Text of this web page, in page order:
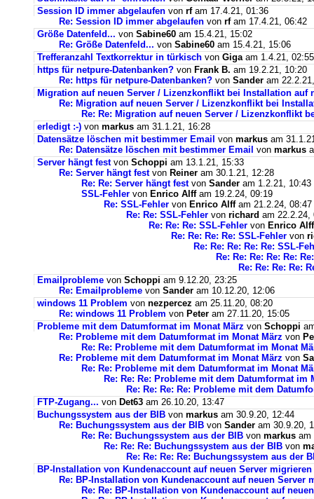
Session ID immer abgelaufen von rfam 17.4.21, 01:36
Re: Session ID immer abgelaufen von rfam 17.4.21, 06:42
Größe Datenfeld... von Sabine60 am 15.4.21, 15:02
Re: Größe Datenfeld... von Sabine60 am 15.4.21, 15:06
Trefferanzahl Textkorrektur in türkisch von Gigaam 1.4.21, 02:55
https für netpure-Datenbanken? von Frank B. am 19.2.21, 10:20
Re: https für netpure-Datenbanken? von Sander am
Migration auf neuen Server / Lizenzkonflikt bei Installation auf
Re: Migration auf neuen Server / Lizenzkonflikt bei
Re: Re: Migration auf neuen Server / Lizenzkonflikt
erledigt :-) von markus am 31.1.21, 16:28
Datensätze löschen mit bestimmer Email von markus am
Re: Datensätze löschen mit bestimmer Email von markus
Server hängt festvon Schoppi am 13.1.21, 15:33
Re: Server hängt festvon Reiner am 30.1.21, 12:28
Re: Re: Server hängt festvon Sander am 1.2.21, 10:43
SSL-Fehler von Enrico Alffam 19.2.24, 09:19
Re: SSL-Fehler von Enrico Alffam 21.2.24, 08:47
Re: Re: SSL-Fehler von richard am 22.2.24,
Re: Re: Re: SSL-Fehler von Enrico Alff
Re: Re: Re: Re: SSL-Fehler von
Re: Re: Re: Re: Re: SSL-
Re: Re: Re: Re: Re:
Re: Re: Re: Re:
Emailprobleme von Schoppi am 9.12.20, 23:25
Re: Emailprobleme von Sander am 10.12.20, 12:06
windows 11 Problem von nezpercez am 25.11.20, 08:20
Re: windows 11 Problem von Peter am 27.11.20, 15:05
Probleme mit dem Datumformat im Monat März von Schoppi
Re: Probleme mit dem Datumformat im Monat März von
Re: Re: Probleme mit dem Datumformat im Monat
Re: Probleme mit dem Datumformat im Monat März von
Re: Re: Probleme mit dem Datumformat im Monat
Re: Re: Re: Probleme mit dem Datumformat im
Re: Re: Re: Re: Probleme mit dem
FTP-Zugang... von Det63 am 26.10.20, 13:47
Buchungssystem aus der BIB von markus am 30.9.20, 12:44
Re: Buchungssystem aus der BIB von Sander am 30.9.20,
Re: Re: Buchungssystem aus der BIB von markus am
Re: Re: Re: Buchungssystem aus der BIB von
Re: Re: Re: Re: Buchungssystem aus der
BP-Installation von Kundenaccount auf neuen Server migrieren
Re: BP-Installation von Kundenaccount auf neuen Server
Re: Re: BP-Installation von Kundenaccount auf